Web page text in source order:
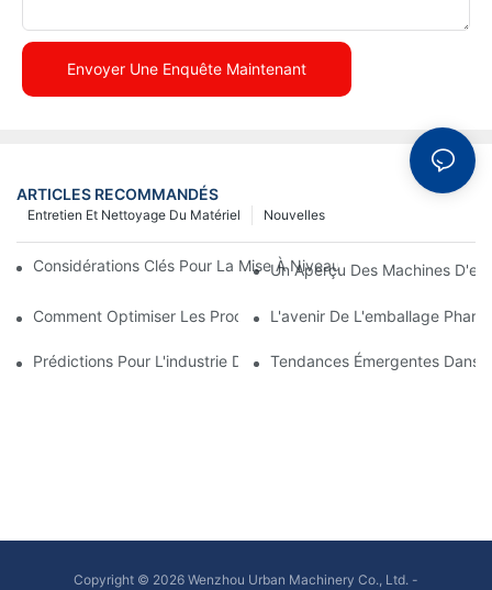
Envoyer Une Enquête Maintenant
ARTICLES RECOMMANDÉS
Nouvelles
Entretien Et Nettoyage Du Matériel
Considérations Clés Pour La Mise À Niveau Des Machines
Un Aperçu Des Machines
Comment Optimiser Les Processus De Production Avec Une
L'avenir De L'emballage
Prédictions Pour L'industrie De L'emballage Pharmaceutique
Tendances Émergentes Dans
Copyright © 2026 Wenzhou Urban Machinery Co., Ltd. -